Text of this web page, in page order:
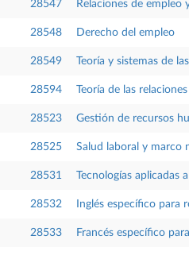
28547 Relaciones de empleo
28548 Derecho del empleo
28549 Teoría y sistemas de
28594 Teoría de las
28523 Gestión de recursos
28525 Salud laboral y marco
28531 Tecnologías
28532 Inglés específico para
28533 Francés específico